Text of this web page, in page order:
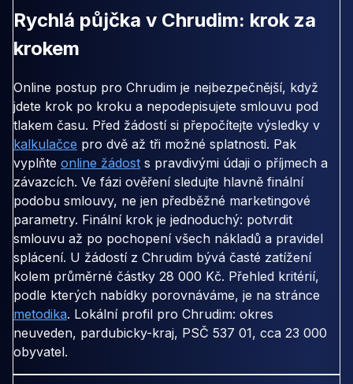
Rychlá půjčka v Chrudim: krok za
krokem
Online postup pro Chrudim je nejbezpečnější, když
jdete krok po kroku a nepodepisujete smlouvu pod
tlakem času. Před žádostí si přepočítejte výsledky v
kalkulačce pro dvě až tři možné splatnosti. Pak
vyplňte online žádost s pravdivými údaji o příjmech a
závazcích. Ve fázi ověření sledujte hlavně finální
podobu smlouvy, ne jen předběžné marketingové
parametry. Finální krok je jednoduchý: potvrdit
smlouvu až po pochopení všech nákladů a pravidel
splácení. U žádostí z Chrudim bývá časté zatížení
kolem průměrné částky 28 000 Kč. Přehled kritérií,
podle kterých nabídky porovnáváme, je na stránce
metodika. Lokální profil pro Chrudim: okres
neuveden, pardubicky-kraj, PSČ 537 01, cca 23 000
obyvatel.